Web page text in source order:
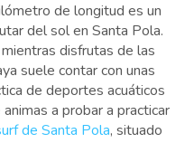
de longitud es un
del sol en Santa Pola.
disfrutas de las
suele contar con unas
de deportes acuáticos
a probar a practicar
de Santa Pola, situado